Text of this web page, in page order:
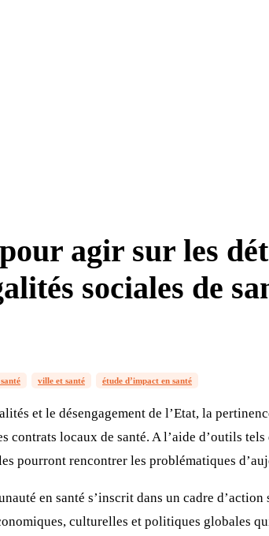
agir sur les
sociales de
ville et santé étude d’impact en santé
et le désengagement de l’Etat, la
locaux de santé. A l’aide d’outils
pourront rencontrer les problématiques
en santé s’inscrit dans un cadre
culturelles et politiques globales